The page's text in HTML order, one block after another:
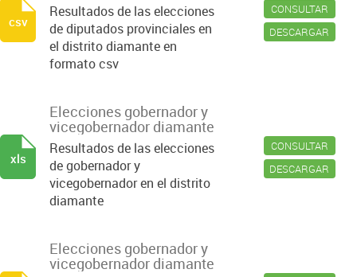
CONSULTAR
DESCARGAR
Resultados de las elecciones
de diputados provinciales en
el distrito diamante en
formato csv
csv
CONSULTAR
DESCARGAR
Elecciones gobernador y
vicegobernador diamante
Resultados de las elecciones
de gobernador y
vicegobernador en el distrito
diamante
xls
Elecciones gobernador y
vicegobernador diamante